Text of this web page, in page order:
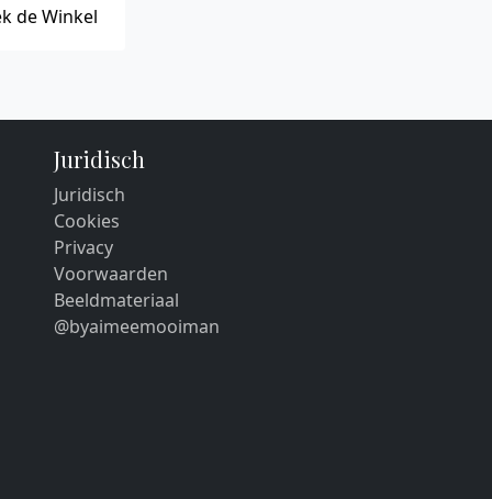
de Winkel
Juridisch
Juridisch
Cookies
Privacy
Voorwaarden
Beeldmateriaal
@byaimeemooiman